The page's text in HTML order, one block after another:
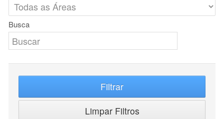
Busca
Filtrar
Limpar Filtros